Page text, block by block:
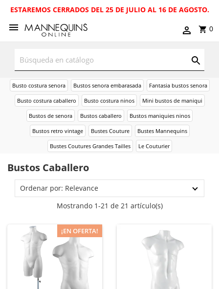
ESTAREMOS CERRADOS DEL 25 DE JULIO AL 16 DE AGOSTO.
0
Busto costura senora Bustos senora embarasada Fantasia bustos senora
Busto costura caballero Busto costura ninos Mini bustos de maniqui
Bustos de senora Bustos caballero Bustos maniquies ninos
Bustos retro vintage Bustes Couture Bustes Mannequins
Bustes Coutures Grandes Tailles Le Couturier
Bustos Caballero
Ordenar por: Relevance
Mostrando 1-21 de 21 artículo(s)
¡EN OFERTA!